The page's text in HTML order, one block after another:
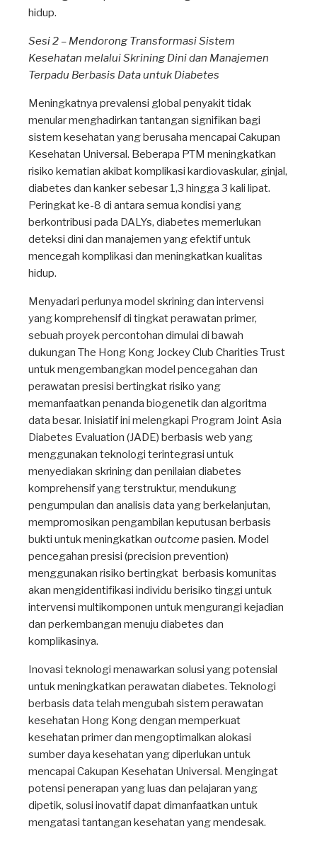
hidup.
Sesi 2 – Mendorong Transformasi Sistem
Kesehatan melalui Skrining Dini dan Manajemen
Terpadu Berbasis Data untuk Diabetes
Meningkatnya prevalensi global penyakit tidak
menular menghadirkan tantangan signifikan bagi
sistem kesehatan yang berusaha mencapai Cakupan
Kesehatan Universal. Beberapa PTM meningkatkan
risiko kematian akibat komplikasi kardiovaskular, ginjal,
diabetes dan kanker sebesar 1,3 hingga 3 kali lipat.
Peringkat ke-8 di antara semua kondisi yang
berkontribusi pada DALYs, diabetes memerlukan
deteksi dini dan manajemen yang efektif untuk
mencegah komplikasi dan meningkatkan kualitas
hidup.
Menyadari perlunya model skrining dan intervensi
yang komprehensif di tingkat perawatan primer,
sebuah proyek percontohan dimulai di bawah
dukungan The Hong Kong Jockey Club Charities Trust
untuk mengembangkan model pencegahan dan
perawatan presisi bertingkat risiko yang
memanfaatkan penanda biogenetik dan algoritma
data besar. Inisiatif ini melengkapi Program Joint Asia
Diabetes Evaluation (JADE) berbasis web yang
menggunakan teknologi terintegrasi untuk
menyediakan skrining dan penilaian diabetes
komprehensif yang terstruktur, mendukung
pengumpulan dan analisis data yang berkelanjutan,
mempromosikan pengambilan keputusan berbasis
bukti untuk meningkatkan outcome pasien. Model
pencegahan presisi (precision prevention)
menggunakan risiko bertingkat berbasis komunitas
akan mengidentifikasi individu berisiko tinggi untuk
intervensi multikomponen untuk mengurangi kejadian
dan perkembangan menuju diabetes dan
komplikasinya.
Inovasi teknologi menawarkan solusi yang potensial
untuk meningkatkan perawatan diabetes. Teknologi
berbasis data telah mengubah sistem perawatan
kesehatan Hong Kong dengan memperkuat
kesehatan primer dan mengoptimalkan alokasi
sumber daya kesehatan yang diperlukan untuk
mencapai Cakupan Kesehatan Universal. Mengingat
potensi penerapan yang luas dan pelajaran yang
dipetik, solusi inovatif dapat dimanfaatkan untuk
mengatasi tantangan kesehatan yang mendesak.